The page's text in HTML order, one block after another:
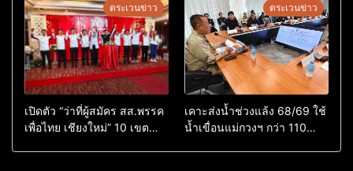
ตระเวนข่าว
เปิดตัว “ว่าที่ผู้สมัคร สส.พรรค
เพื่อไทย เชียงใหม่” 10 เขต
ตระเวนข่าว
เคาะส่งน้ำช่วงแล้ง 68/69 ใช้
น้ำเขื่อนแม่กวงฯ กว่า 110